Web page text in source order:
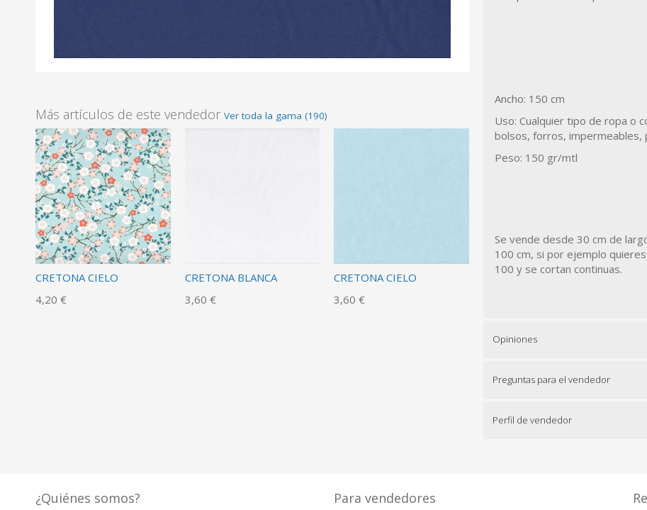
Más artículos de este vendedor Ver toda la gama (190)
CRETONA CIELO
4,20 €
CRETONA BLANCA
3,60 €
CRETONA CIELO
3,60 €
Ancho: 150 cm
Uso: Cualquier tipo de ropa o
bolsos, forros, impermeables,
Peso: 150 gr/mtl
Se vende desde 30 cm de
100 cm, si por ejemplo
100 y se cortan continuas.
Opiniones
Preguntas para el vendedor
Perfil de vendedor
¿Quiénes somos? Para vendedores